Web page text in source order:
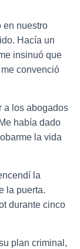
en nuestro
Hacía un
insinuó que
convenció
a los abogados
había dado
la vida
la
la puerta.
durante cinco
plan criminal,